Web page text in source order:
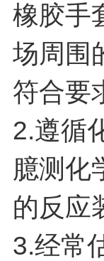
橡胶手
场周围
符合要
2.遵循
臆测化
的反应
3.经常